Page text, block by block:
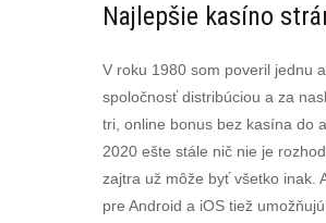
Najlepšie kasíno
V roku 1980 som poveril jednu
spoločnosť distribúciou a za
tri, online bonus bez kasína do
2020 ešte stále nič nie je
zajtra už môže byť všetko inak.
pre Android a iOS tiež